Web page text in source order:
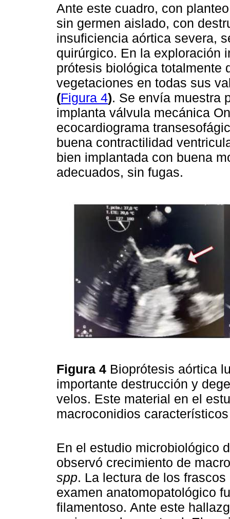
Ante este cuadro, con
sin germen aislado, con
insuficiencia aórtica severa,
quirúrgico. En la exploración
prótesis biológica totalmente
vegetaciones en todas sus
(Figura 4). Se envía muestra
implanta válvula mecánica
ecocardiograma
buena contractilidad
bien implantada con buena
adecuados, sin fugas.
Figura 4 Bioprótesis aórtica
importante destrucción y
velos. Este material en el
macroconidios
En el estudio microbiológico
observó crecimiento de
spp. La lectura de los
examen anatomopatológico
filamentoso. Ante este